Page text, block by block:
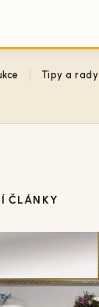
Tipy a rady
ČLÁNKY